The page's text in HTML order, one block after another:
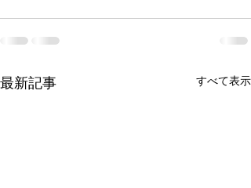
最新記事 すべて表示